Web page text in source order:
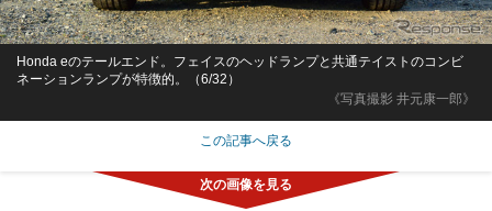
《写真撮影 井元康一郎》
Honda eのテールエンド。フェイスのヘッドランプと共通テイストのコンビ
ネーションランプが特徴的。（6/32）
この記事へ戻る